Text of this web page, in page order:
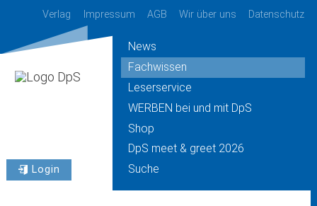
Verlag Impressum AGB Wir über uns Datenschutz
Login
News
Fachwissen
Leserservice
WERBEN bei und mit DpS
Shop
DpS meet & greet 2026
Suche